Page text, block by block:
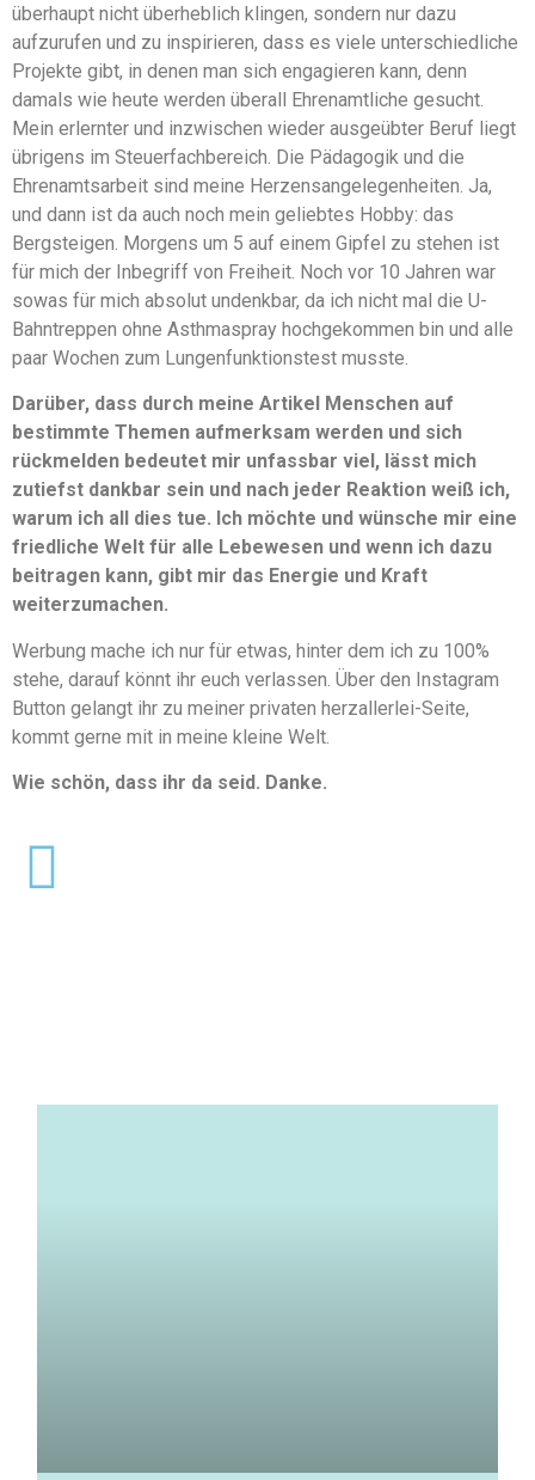
überhaupt nicht überheblich klingen, sondern nur dazu
aufzurufen und zu inspirieren, dass es viele unterschiedliche
Projekte gibt, in denen man sich engagieren kann, denn
damals wie heute werden überall Ehrenamtliche gesucht.
Mein erlernter und inzwischen wieder ausgeübter Beruf liegt
übrigens im Steuerfachbereich. Die Pädagogik und die
Ehrenamtsarbeit sind meine Herzensangelegenheiten. Ja,
und dann ist da auch noch mein geliebtes Hobby: das
Bergsteigen. Morgens um 5 auf einem Gipfel zu stehen ist
für mich der Inbegriff von Freiheit. Noch vor 10 Jahren war
sowas für mich absolut undenkbar, da ich nicht mal die U-
Bahntreppen ohne Asthmaspray hochgekommen bin und alle
paar Wochen zum Lungenfunktionstest musste.
Darüber, dass durch meine Artikel Menschen auf
bestimmte Themen aufmerksam werden und sich
rückmelden bedeutet mir unfassbar viel, lässt mich
zutiefst dankbar sein und nach jeder Reaktion weiß ich,
warum ich all dies tue. Ich möchte und wünsche mir eine
friedliche Welt für alle Lebewesen und wenn ich dazu
beitragen kann, gibt mir das Energie und Kraft
weiterzumachen.
Werbung mache ich nur für etwas, hinter dem ich zu 100%
stehe, darauf könnt ihr euch verlassen. Über den Instagram
Button gelangt ihr zu meiner privaten herzallerlei-Seite,
kommt gerne mit in meine kleine Welt.
Wie schön, dass ihr da seid. Danke.